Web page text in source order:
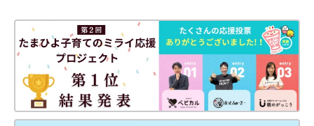
子どもが寝てから夜
中にLINEで作詞・作
曲 ママ2人組アーテ
ィスト
YouTubeで人気のママ
２人組アーティスト、
生ライブで子どもたち
の姿に涙